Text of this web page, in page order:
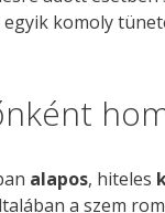
komoly
alapos, hiteles
a szem